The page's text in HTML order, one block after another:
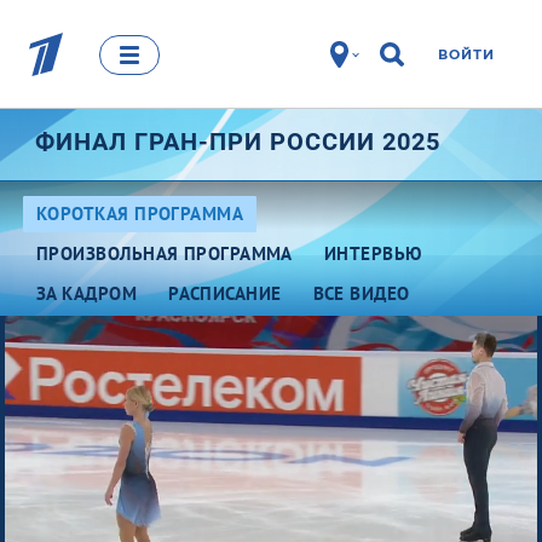
ВОЙТИ
ФИНАЛ ГРАН-ПРИ РОССИИ 2025
КОРОТКАЯ ПРОГРАММА
ПРОИЗВОЛЬНАЯ ПРОГРАММА
ИНТЕРВЬЮ
ЗА КАДРОМ
РАСПИСАНИЕ ВСЕ ВИДЕО